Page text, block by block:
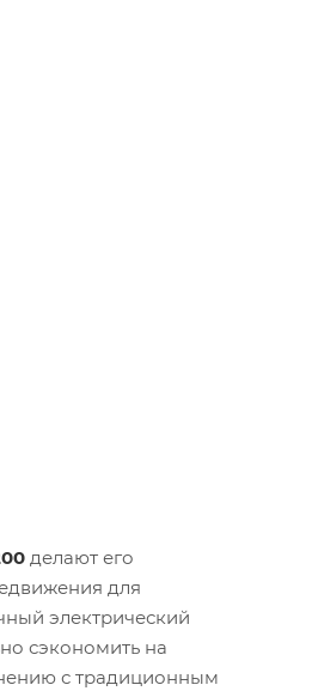
делают его
для
электрический
сэкономить на
с традиционным